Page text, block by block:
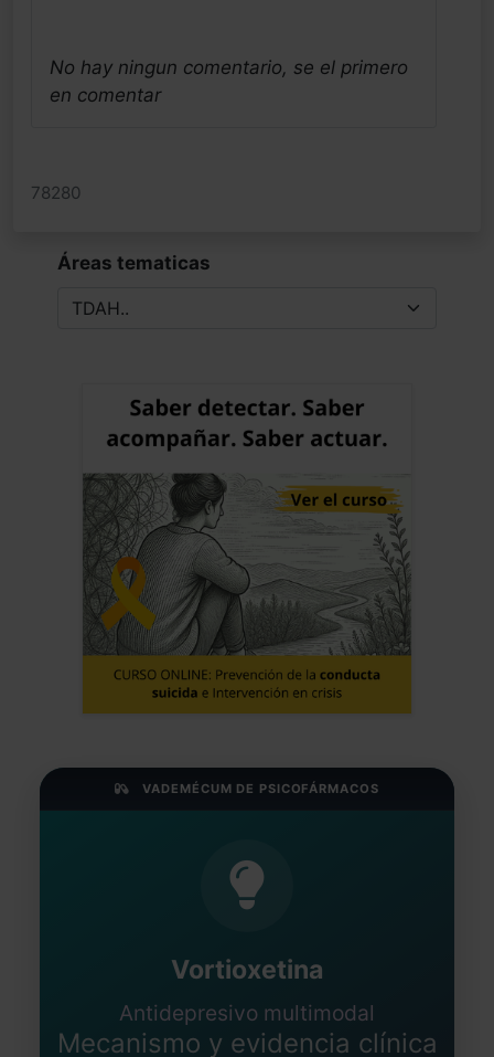
No hay ningun comentario, se el primero
en comentar
78280
Áreas tematicas
VADEMÉCUM DE PSICOFÁRMACOS
Vortioxetina
Antidepresivo multimodal
Mecanismo y evidencia clínica